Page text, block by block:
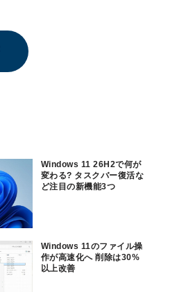
Windows 11 26H2で何が
変わる? タスクバー復活な
ど注目の新機能3つ
Windows 11のファイル操
作が高速化へ 削除は30%
以上改善